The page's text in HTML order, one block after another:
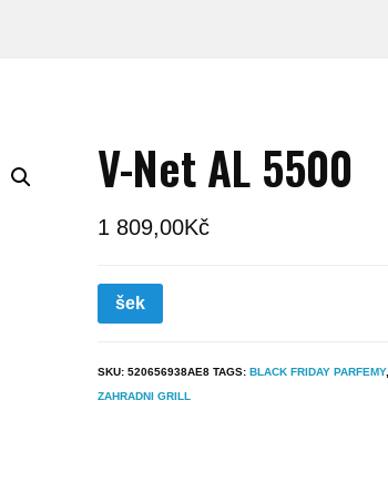
V-Net AL 5500
1 809,00Kč
šek
SKU: 520656938AE8 TAGS: BLACK FRIDAY PARFEMY,
ZAHRADNI GRILL